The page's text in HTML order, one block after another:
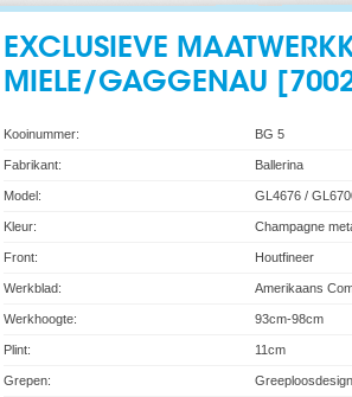
EXCLUSIEVE
MIELE/GAGGENAU
Kooinummer: BG 5
Fabrikant: Ballerina
Model: GL4676 /
Kleur: Champagne
Front: Houtfineer
Werkblad: Amerikaans
Werkhoogte: 93cm-98cm
Plint: 11cm
Grepen: Greeploosdesign